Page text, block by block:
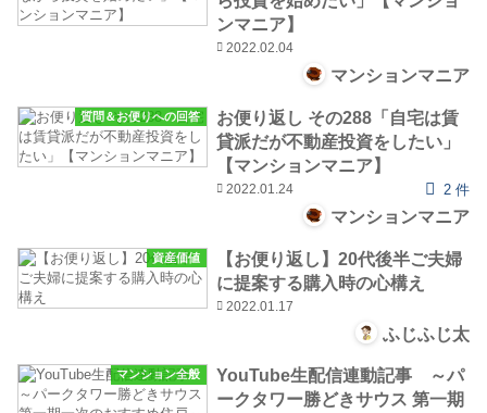
ンマニア】
2022.02.04
マンションマニア
質問＆お便りへの回答
お便り返し その288「自宅は賃
貸派だが不動産投資をしたい」
【マンションマニア】
2022.01.24 2 件
マンションマニア
資産価値
【お便り返し】20代後半ご夫婦
に提案する購入時の心構え
2022.01.17
ふじふじ太
マンション全般
YouTube生配信連動記事 ～パ
ークタワー勝どきサウス 第一期